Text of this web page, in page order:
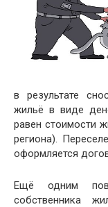
в результате
жильё в виде
равен стоимости
региона).
оформляется
Ещё одним
собственника